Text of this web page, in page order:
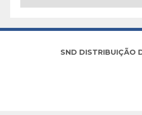
SND DISTRIBUIÇÃO